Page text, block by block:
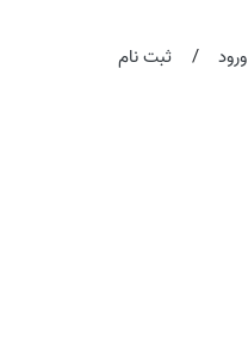
ورود / ثبت نام